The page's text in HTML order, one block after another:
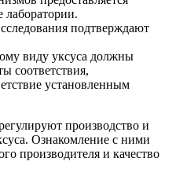
лаборатории.
подтверждают
виду уксуса должны
соответствия,
установленным
производство и
Ознакомление с ними
производителя и качество